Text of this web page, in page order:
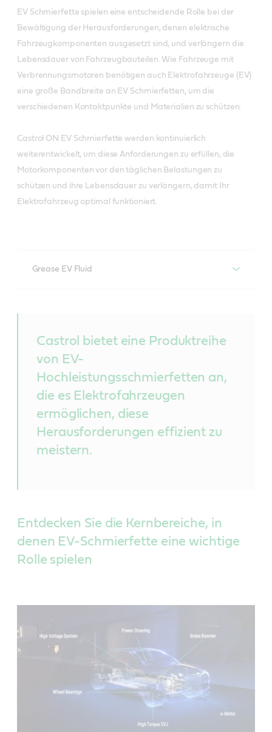
EV Schmierfette spielen eine entscheidende Rolle bei der
Bewältigung der Herausforderungen, denen elektrische
Fahrzeugkomponenten ausgesetzt sind, und verlängern die
Lebensdauer von Fahrzeugbauteilen. Wie Fahrzeuge mit
Verbrennungsmotoren benötigen auch Elektrofahrzeuge (EV)
eine große Bandbreite an EV Schmierfetten, um die
verschiedenen Kontaktpunkte und Materialien zu schützen.
Castrol ON EV Schmierfette werden kontinuierlich
weiterentwickelt, um diese Anforderungen zu erfüllen, die
Motorkomponenten vor den täglichen Belastungen zu
schützen und ihre Lebensdauer zu verlängern, damit Ihr
Elektrofahrzeug optimal funktioniert.
Grease EV Fluid
Die Herausforderung
Die Bauteile eines Elektrofahrzeugs sind Belastungen
hinsichtlich Verträglichkeit, Haltbarkeit, Effizienz,
Zuverlässigkeit und Korrosion ausgesetzt, die sich
sowohl auf individuelle Komponenten als auch die
Gesamtleistung des Fahrzeugs stark negativ
auswirken können.
Fahrzeugen entwickelt wurden:
Effizienzmaximierung der Lager für eine längere
Das Ergebnis
Lebensdauerschmierfette für Elektrofahrzeuge sind
Anforderungen der Komponentenhersteller und -
verarbeiter bezüglich Effizienz und Strapazierfähigkeit
Castrol bietet eine Produktreihe
von EV-
Hochleistungsschmierfetten an,
die es Elektrofahrzeugen
ermöglichen, diese
Herausforderungen effizient zu
meistern.
Entdecken Sie die Kernbereiche, in
denen EV-Schmierfette eine wichtige
Rolle spielen